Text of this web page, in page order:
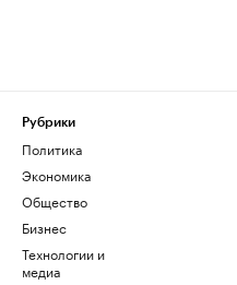
Рубрики
Политика
Экономика
Общество
Бизнес
Технологии и
медиа